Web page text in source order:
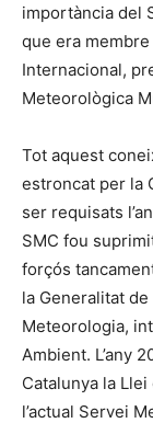
importància del
que era
Internacional,
Meteorològica
Tot aquest
estroncat per la
ser requisats
SMC fou
forçós
la Generalitat
Meteorologia,
Ambient. L’any
Catalunya la
l’actual Servei